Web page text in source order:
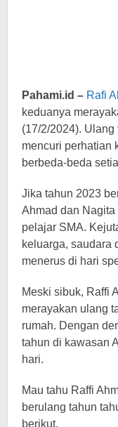
Pahami.id – Rafi
keduanya
(17/2/2024).
mencuri perhatian
berbeda-beda
Jika tahun 2023
Ahmad dan
pelajar SMA.
keluarga, saudara
menerus di hari
Meski sibuk, Raffi
merayakan ulang
rumah. Dengan
tahun di kawasan
hari.
Mau tahu Raffi
berulang tahun
berikut.